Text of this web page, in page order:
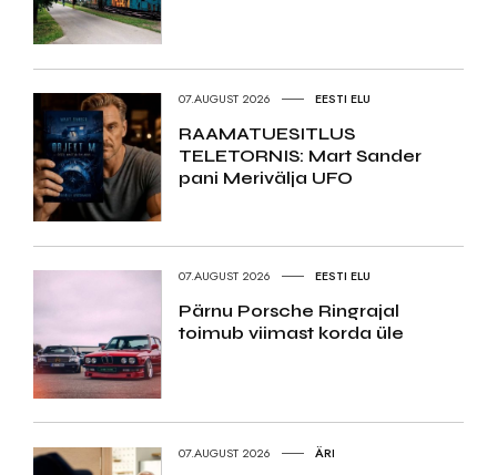
07.AUGUST 2026 EESTI ELU
RAAMATUESITLUS
TELETORNIS: Mart Sander
pani Merivälja UFO
07.AUGUST 2026 EESTI ELU
Pärnu Porsche Ringrajal
toimub viimast korda üle
07.AUGUST 2026 ÄRI